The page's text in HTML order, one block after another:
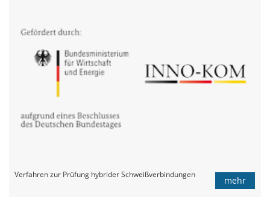
Verfahren zur Prüfung hybrider Schweißverbindungen
mehr